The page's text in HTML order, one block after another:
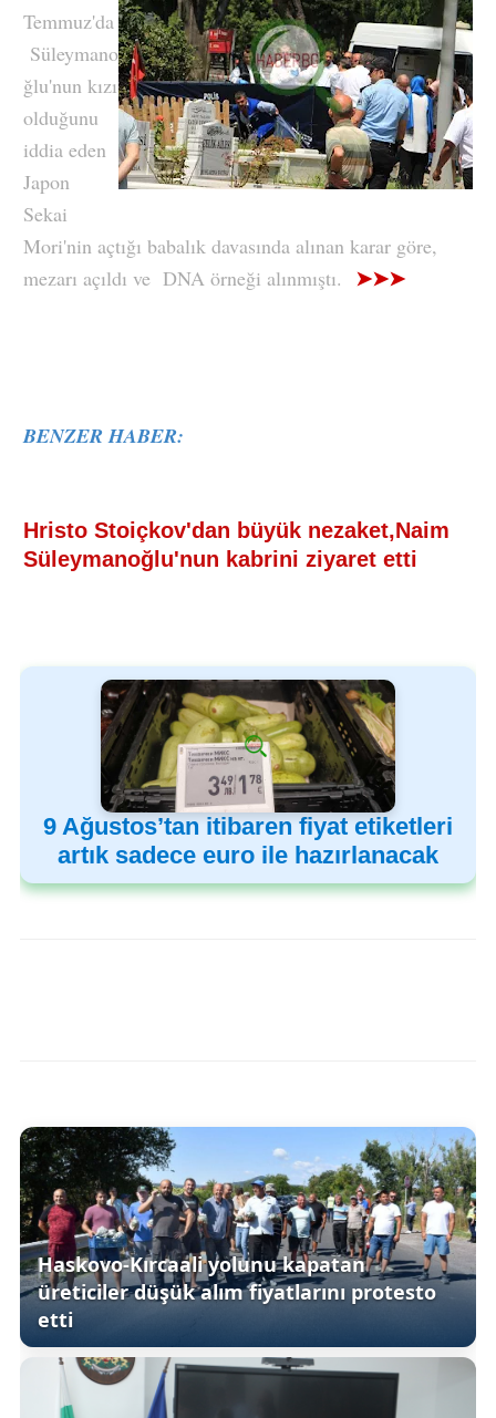
Temmuz'da
Süleymano
ğlu'nun kızı
olduğunu
iddia eden
Japon
Sekai
Mori'nin açtığı babalık davasında alınan karar göre,
mezarı açıldı ve DNA örneği alınmıştı. ➤➤➤
BENZER HABER:
Hristo Stoiçkov'dan büyük nezaket,Naim
Süleymanoğlu'nun kabrini ziyaret etti
9 Ağustos’tan itibaren fiyat etiketleri
artık sadece euro ile hazırlanacak
Haskovo-Kırcaali yolunu kapatan
üreticiler düşük alım fiyatlarını protesto
etti